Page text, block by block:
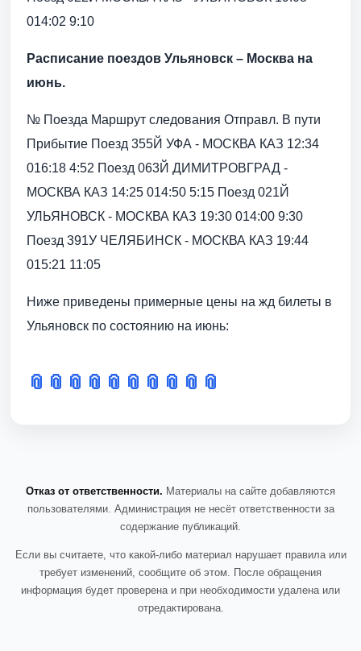
014:02 9:10
Расписание поездов Ульяновск – Москва на
июнь.
№ Поезда Маршрут следования Отправл. В пути
Прибытие Поезд 355Й УФА - МОСКВА КАЗ 12:34
016:18 4:52 Поезд 063Й ДИМИТРОВГРАД -
МОСКВА КАЗ 14:25 014:50 5:15 Поезд 021Й
УЛЬЯНОВСК - МОСКВА КАЗ 19:30 014:00 9:30
Поезд 391У ЧЕЛЯБИНСК - МОСКВА КАЗ 19:44
015:21 11:05
Ниже приведены примерные цены на жд билеты в
Ульяновск по состоянию на июнь:
📎 📎 📎 📎 📎 📎 📎 📎 📎 📎
Отказ от ответственности. Материалы на сайте добавляются
пользователями. Администрация не несёт ответственности за
содержание публикаций.
Если вы считаете, что какой-либо материал нарушает правила или
требует изменений, сообщите об этом. После обращения
информация будет проверена и при необходимости удалена или
отредактирована.